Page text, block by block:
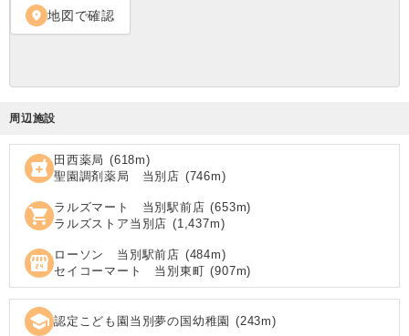
location_on 地図で確認
周辺施設
local_pharmacy 田西薬局 (618m)
聖園調剤薬局 当別店 (746m)
shopping_cart ラルズマート 当別駅前店 (653m)
ラルズストア当別店 (1,437m)
local_convenience_store ローソン 当別駅前店 (484m)
セイコーマート 当別東町 (907m)
school 認定こども園当別夢の国幼稚園 (243m)